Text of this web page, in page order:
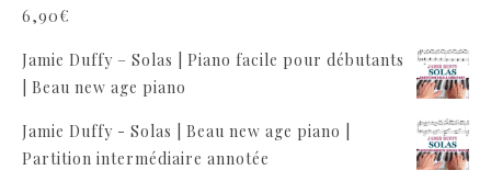
6,90€
Jamie Duffy – Solas | Piano facile pour débutants
| Beau new age piano
Jamie Duffy - Solas | Beau new age piano |
Partition intermédiaire annotée